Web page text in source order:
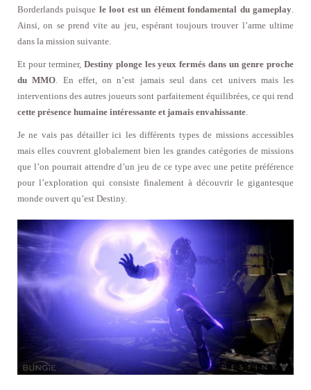
Borderlands puisque le loot est un élément fondamental du gameplay
Ainsi, on se prend vite au jeu, espérant toujours trouver l’arme ultime
dans la mission suivante.
Et pour terminer, Destiny plonge les yeux fermés dans un genre proche
du MMO . En effet, on n’est jamais seul dans cet univers mais les
interventions des autres joueurs sont parfaitement équilibrées, ce qui rend
cette présence humaine intéressante et jamais envahissante
Je ne vais pas détailler ici les différents types de missions accessibles
mais elles couvrent globalement bien les grandes catégories de missions
que l’on pourrait attendre d’un jeu de ce type avec une petite préférence
pour l’exploration qui consiste finalement à découvrir le gigantesque
monde ouvert qu’est Destiny.